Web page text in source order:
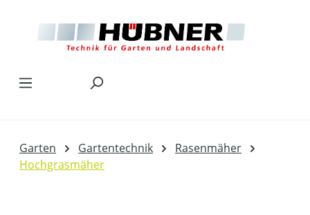
Garten Gartentechnik
Rasenmäher
Hochgrasmäher